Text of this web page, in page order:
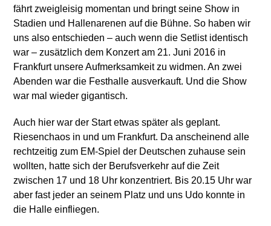
fährt zweigleisig momentan und bringt seine Show in
Stadien und Hallenarenen auf die Bühne. So haben wir
uns also entschieden – auch wenn die Setlist identisch
war – zusätzlich dem Konzert am 21. Juni 2016 in
Frankfurt unsere Aufmerksamkeit zu widmen. An zwei
Abenden war die Festhalle ausverkauft. Und die Show
war mal wieder gigantisch.
Auch hier war der Start etwas später als geplant.
Riesenchaos in und um Frankfurt. Da anscheinend alle
rechtzeitig zum EM-Spiel der Deutschen zuhause sein
wollten, hatte sich der Berufsverkehr auf die Zeit
zwischen 17 und 18 Uhr konzentriert. Bis 20.15 Uhr war
aber fast jeder an seinem Platz und uns Udo konnte in
die Halle einfliegen.